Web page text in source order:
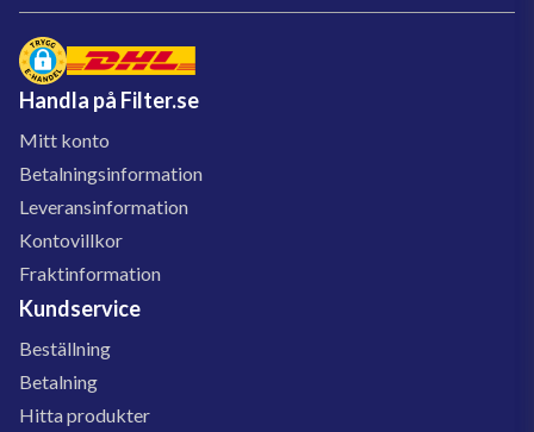
Handla på Filter.se
Mitt konto
Betalningsinformation
Leveransinformation
Kontovillkor
Fraktinformation
Kundservice
Beställning
Betalning
Hitta produkter